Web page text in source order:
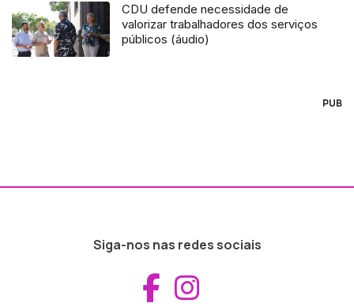
CDU defende necessidade de
valorizar trabalhadores dos serviços
públicos (áudio)
PUB
Siga-nos nas redes sociais
Aceder ao